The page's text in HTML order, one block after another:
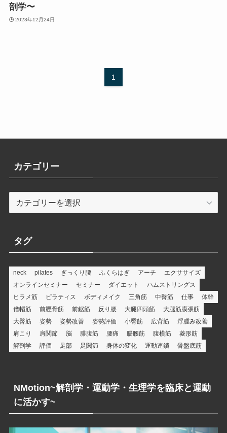
剖学〜
2023年12月24日
1
カテゴリー
テ
ー
タグ
neck pilates ぎっくり腰 ふくらはぎ アーチ
エクササイズ
オンラインセミナー
セミナー ダイエット
ハムストリングス
ヒラメ筋
ピラティス ボディメイク 三角筋 中臀筋 仕事
体幹
僧帽筋
前脛骨筋 前鋸筋 反り腰 大腿四頭筋
大腿筋膜張筋
大臀筋
姿勢 姿勢改善 姿勢評価 小臀筋 広背筋
浮腫み改善
肩こり
肩関節 脳 腓腹筋 腰痛 腸腰筋 腹横筋
菱形筋
解剖学
評価 足部 足関節 身体の変化 運動連鎖 骨盤底筋
NMotion~解剖学・運動学・生理学を臨床と運動
に活かす~